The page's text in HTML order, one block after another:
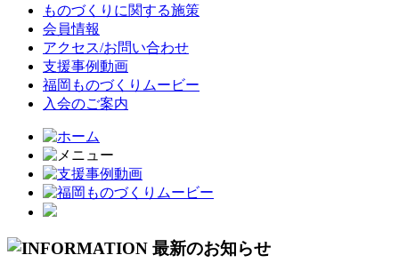
ものづくりに関する施策
会員情報
アクセス/お問い合わせ
支援事例動画
福岡ものづくりムービー
入会のご案内